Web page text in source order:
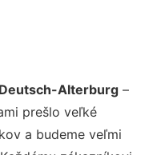
Alterburg –
prešlo veľké
a budeme veľmi